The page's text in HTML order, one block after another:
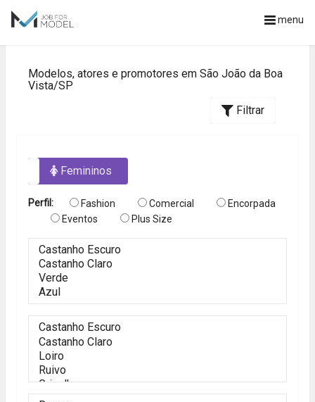
menu
Modelos, atores e promotores em São João da Boa
Vista/SP
Filtrar
Femininos
Perfil: Fashion Comercial
Encorpada
Eventos
Plus Size